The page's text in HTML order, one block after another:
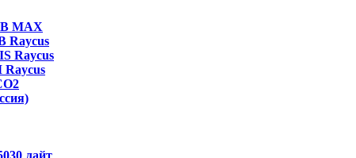
MAX
Raycus
Raycus
лайт